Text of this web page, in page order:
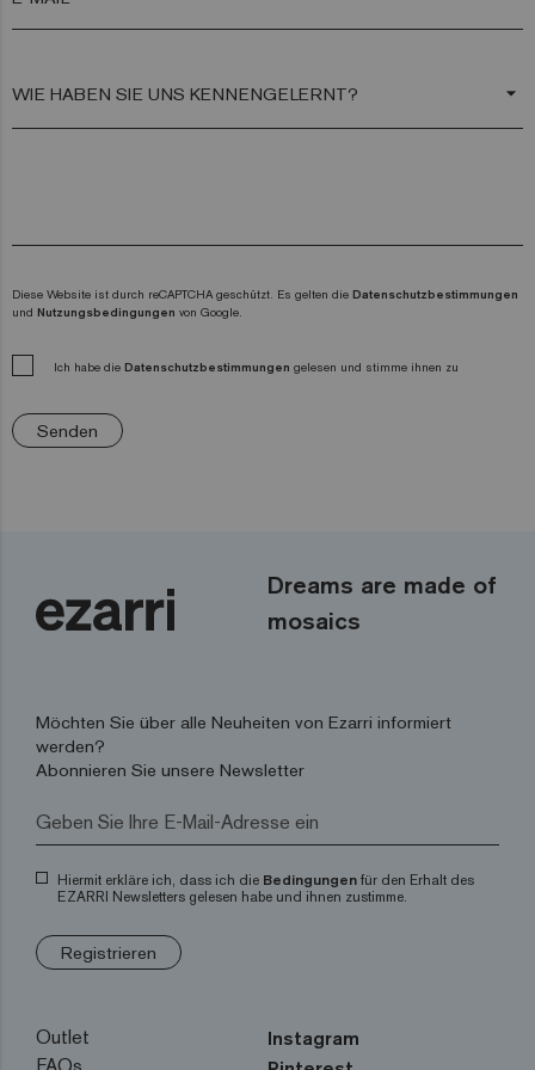
arrow_drop_down
Diese Website ist durch reCAPTCHA geschützt. Es gelten die Datenschutzbestimmungen
und Nutzungsbedingungen von Google.
Ich habe die Datenschutzbestimmungen gelesen und stimme ihnen zu
Senden
Dreams are made of
mosaics
Möchten Sie über alle Neuheiten von Ezarri informiert
werden?
Abonnieren Sie unsere Newsletter
Hiermit erkläre ich, dass ich die Bedingungen für den Erhalt des
EZARRI Newsletters gelesen habe und ihnen zustimme.
Registrieren
Outlet
Instagram